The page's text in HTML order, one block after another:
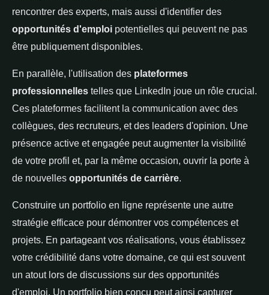
rencontrer des experts, mais aussi d'identifier des
opportunités d'emploi potentielles qui peuvent ne pas
être publiquement disponibles.
En parallèle, l'utilisation des plateformes
professionnelles telles que LinkedIn joue un rôle crucial.
Ces plateformes facilitent la communication avec des
collègues, des recruteurs, et des leaders d'opinion. Une
présence active et engagée peut augmenter la visibilité
de votre profil et, par la même occasion, ouvrir la porte à
de nouvelles opportunités de carrière.
Construire un portfolio en ligne représente une autre
stratégie efficace pour démontrer vos compétences et
projets. En partageant vos réalisations, vous établissez
votre crédibilité dans votre domaine, ce qui est souvent
un atout lors de discussions sur des opportunités
d'emploi. Un portfolio bien conçu peut ainsi capturer